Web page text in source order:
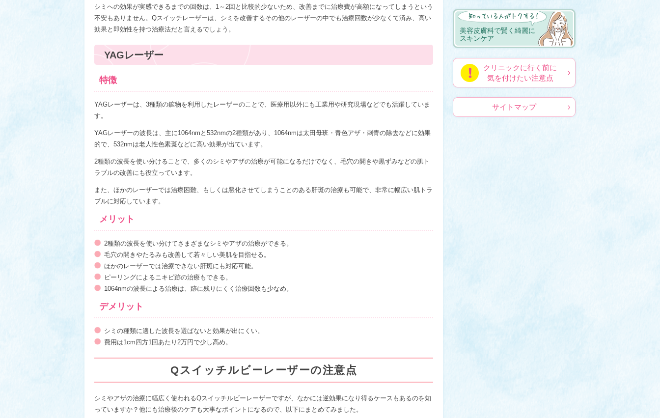
シミへの効果が実感できるまでの回数は、1～2回と比較的少ないため、改善までに治療費が高額になってしまうという
不安もありません。Qスイッチレーザーは、シミを改善するその他のレーザーの中でも治療回数が少なくて済み、高い
効果と即効性を持つ治療法だと言えるでしょう。
YAGレーザー
特徴
YAGレーザーは、3種類の鉱物を利用したレーザーのことで、医療用以外にも工業用や研究現場などでも活躍していま
す。
YAGレーザーの波長は、主に1064nmと532nmの2種類があり、1064nmは太田母班・青色アザ・刺青の除去などに効果
的で、532nmは老人性色素斑などに高い効果が出ています。
2種類の波長を使い分けることで、多くのシミやアザの治療が可能になるだけでなく、毛穴の開きや黒ずみなどの肌ト
ラブルの改善にも役立っています。
また、ほかのレーザーでは治療困難、もしくは悪化させてしまうことのある肝斑の治療も可能で、非常に幅広い肌トラ
ブルに対応しています。
メリット
2種類の波長を使い分けてさまざまなシミやアザの治療ができる。
毛穴の開きやたるみも改善して若々しい美肌を目指せる。
ほかのレーザーでは治療できない肝斑にも対応可能。
ピーリングによるニキビ跡の治療もできる。
1064nmの波長による治療は、跡に残りにくく治療回数も少なめ。
デメリット
シミの種類に適した波長を選ばないと効果が出にくい。
費用は1cm四方1回あたり2万円で少し高め。
Qスイッチルビーレーザーの注意点
シミやアザの治療に幅広く使われるQスイッチルビーレーザーですが、なかには逆効果になり得るケースもあるのを知
っていますか？他にも治療後のケアも大事なポイントになるので、以下にまとめてみました。
美容皮膚科で賢く綺麗に
スキンケア
クリニックに行く前に
気を付けたい注意点
サイトマップ